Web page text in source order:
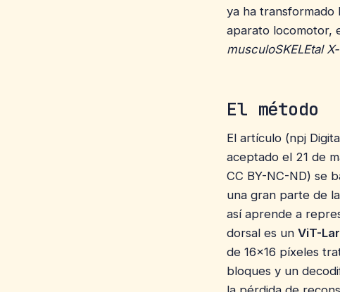
ya ha transformado
aparato locomotor,
musculoSKELEtal
El método
El artículo (npj
aceptado el 21 de
CC BY-NC-ND) se
una gran parte de
así aprende a
dorsal es un ViT-
de 16×16 píxeles
bloques y un